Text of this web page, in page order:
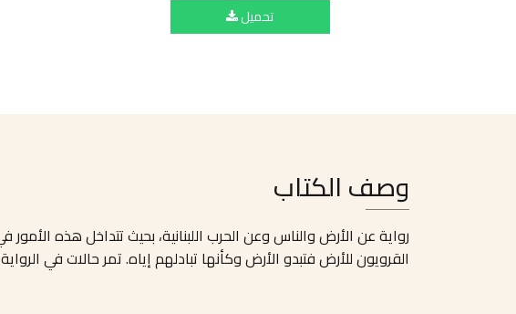
تحميل
وصف الكتاب
رواية عن الأرض والناس وعن الحرب اللبنانية، بحيث تتداخل هذه
القرويون للأرض فتبدو الأرض وكأنها تبادلهم إياه. تمر حالات في